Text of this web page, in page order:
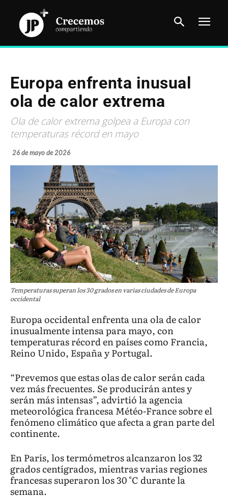
Europa enfrenta inusual
ola de calor extrema
Ola de calor extrema golpea a Europa con
temperaturas récord en mayo
26 de mayo de 2026
Temperaturas superan los 30 grados en varias ciudades de Europa
occidental
Europa occidental enfrenta una ola de calor
inusualmente intensa para mayo, con
temperaturas récord en países como Francia,
Reino Unido, España y Portugal.
“Prevemos que estas olas de calor serán cada
vez más frecuentes. Se producirán antes y
serán más intensas”, advirtió la agencia
meteorológica francesa Météo-France sobre el
fenómeno climático que afecta a gran parte del
continente.
En París, los termómetros alcanzaron los 32
grados centígrados, mientras varias regiones
francesas superaron los 30 °C durante la
semana.